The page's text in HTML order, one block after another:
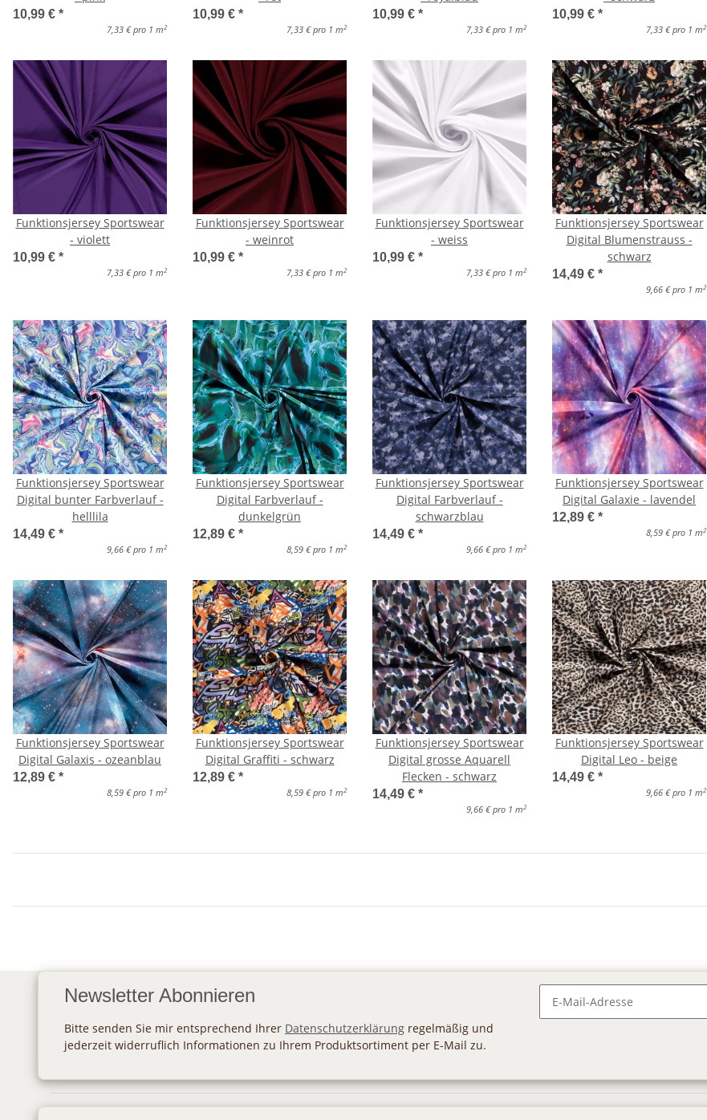
10,99 € *
7,33 € pro 1 m2
10,99 € *
7,33 € pro 1 m2
10,99 € *
7,33 € pro 1 m2
10,99 € *
7,33 € pro 1 m2
Funktionsjersey Sportswear
- violett
10,99 € *
7,33 € pro 1 m2
Funktionsjersey Sportswear
- weinrot
10,99 € *
7,33 € pro 1 m2
Funktionsjersey Sportswear
- weiss
10,99 € *
7,33 € pro 1 m2
Funktionsjersey Sportswear
Digital Blumenstrauss -
schwarz
14,49 € *
9,66 € pro 1 m2
Funktionsjersey Sportswear
Digital bunter Farbverlauf -
helllila
14,49 € *
9,66 € pro 1 m2
Funktionsjersey Sportswear
Digital Farbverlauf -
dunkelgrün
12,89 € *
8,59 € pro 1 m2
Funktionsjersey Sportswear
Digital Farbverlauf -
schwarzblau
14,49 € *
9,66 € pro 1 m2
Funktionsjersey Sportswear
Digital Galaxie - lavendel
12,89 € *
8,59 € pro 1 m2
Funktionsjersey Sportswear
Digital Galaxis - ozeanblau
12,89 € *
8,59 € pro 1 m2
Funktionsjersey Sportswear
Digital Graffiti - schwarz
12,89 € *
8,59 € pro 1 m2
Funktionsjersey Sportswear
Digital grosse Aquarell
Flecken - schwarz
14,49 € *
9,66 € pro 1 m2
Funktionsjersey Sportswear
Digital Leo - beige
14,49 € *
9,66 € pro 1 m2
Newsletter Abonnieren
Bitte senden Sie mir entsprechend Ihrer Datenschutzerklärung regelmäßig und
jederzeit widerruflich Informationen zu Ihrem Produktsortiment per E-Mail zu.